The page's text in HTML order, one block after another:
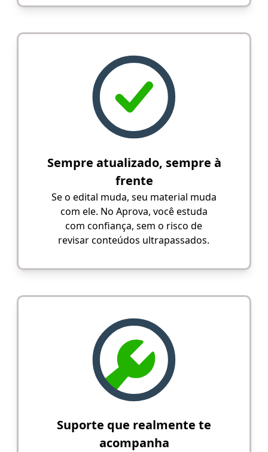
Sempre atualizado, sempre à
frente
Se o edital muda, seu material muda
com ele. No Aprova, você estuda
com confiança, sem o risco de
revisar conteúdos ultrapassados.
Suporte que realmente te
acompanha